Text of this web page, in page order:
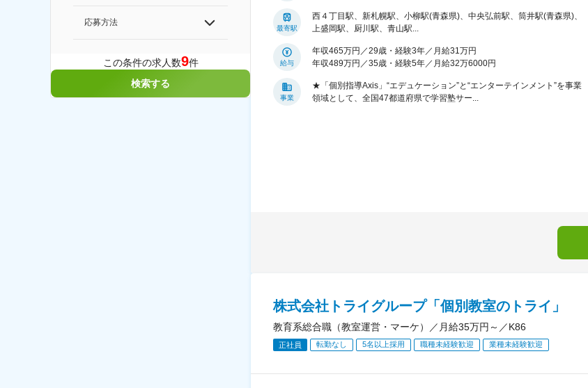
応募方法
この条件の求人数9件
検索する
最寄駅
西４丁目駅、新札幌駅、小柳駅(青森県)、中央弘前駅、筒井駅(青森県)、
上盛岡駅、厨川駅、青山駅...
給与
年収465万円／29歳・経験3年／月給31万円
年収489万円／35歳・経験5年／月給32万6000円
事業
★「個別指導Axis」“エデュケーション”と“エンターテインメント”を事業
領域として、全国47都道府県で学習塾サー...
株式会社トライグループ「個別教室のトライ」
教育系総合職（教室運営・マーケ）／月給35万円～／K86
正社員 転勤なし 5名以上採用 職種未経験歓迎 業種未経験歓迎